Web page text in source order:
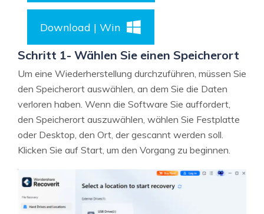
Download | Win
Schritt 1- Wählen Sie einen Speicherort
Um eine Wiederherstellung durchzuführen, müssen Sie
den Speicherort auswählen, an dem Sie die Daten
verloren haben. Wenn die Software Sie auffordert,
den Speicherort auszuwählen, wählen Sie Festplatte
oder Desktop, den Ort, der gescannt werden soll.
Klicken Sie auf Start, um den Vorgang zu beginnen.